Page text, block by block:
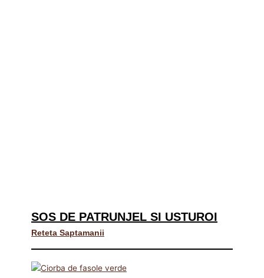
SOS DE PATRUNJEL SI USTUROI
Reteta Saptamanii